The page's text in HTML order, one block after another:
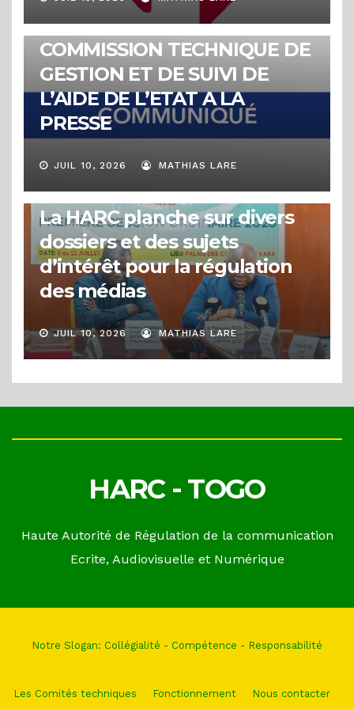
COMMUNIQUE DE LA
COMMISSION TECHNIQUE DE
GESTION ET DE SUIVI DE
L’AIDE DE L’ETAT A LA
PRESSE
JUIL 10, 2026 MATHIAS LARE
ACTUALITÉS
1ère session ordinaire 2026 :
La HARC planche sur divers
dossiers et des sujets
d’intérêt pour la régulation
des médias
JUIL 10, 2026 MATHIAS LARE
HARC - TOGO
Haute Autorité de Régulation de la communication
Ecrite, Audiovisuelle et Numérique
Notre Slogan: Collégialité - Compétence - Responsabilité
Les Comités techniques Fonctionnement Nous contacter